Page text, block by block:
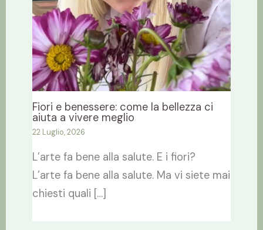
Fiori e benessere: come la bellezza ci
aiuta a vivere meglio
22 Luglio, 2026
L’arte fa bene alla salute. E i fiori?
L’arte fa bene alla salute. Ma vi siete mai
chiesti quali […]